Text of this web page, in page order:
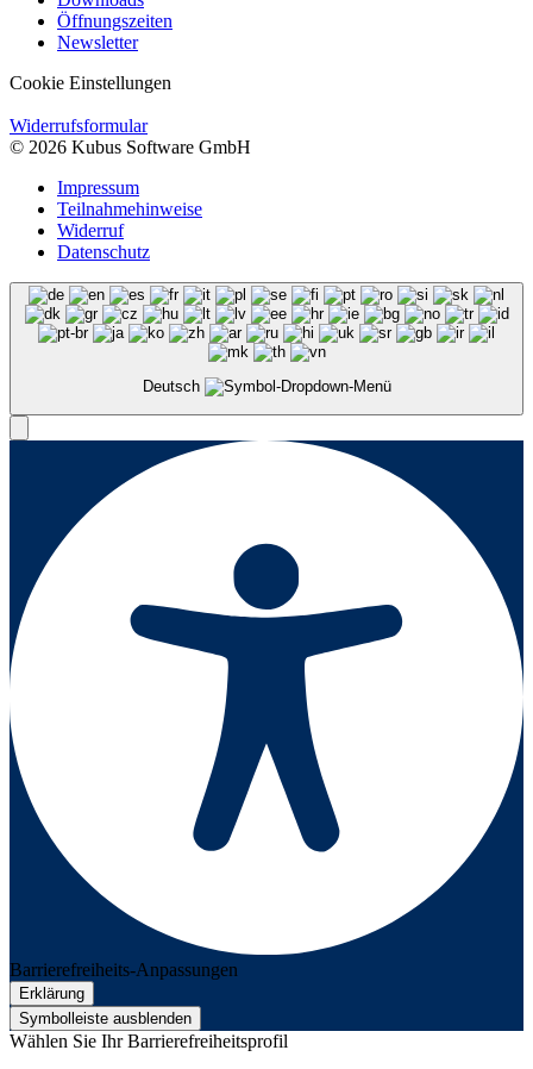
Öffnungszeiten
Newsletter
Cookie Einstellungen
Widerrufsformular
© 2026 Kubus Software GmbH
Impressum
Teilnahmehinweise
Widerruf
Datenschutz
Deutsch
Barrierefreiheits-Anpassungen
Erklärung
Symbolleiste ausblenden
Wählen Sie Ihr Barrierefreiheitsprofil